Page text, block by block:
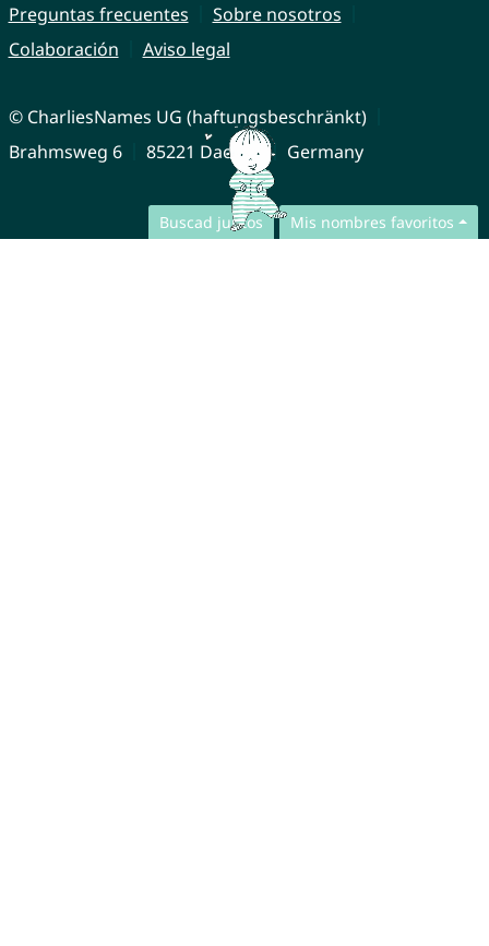
Buscad juntos Mis nombres favoritos
Preguntas frecuentes
Sobre nosotros
Colaboración
Aviso legal
© CharliesNames UG (haftungsbeschränkt)
Brahmsweg 6
85221 Dachau Germany